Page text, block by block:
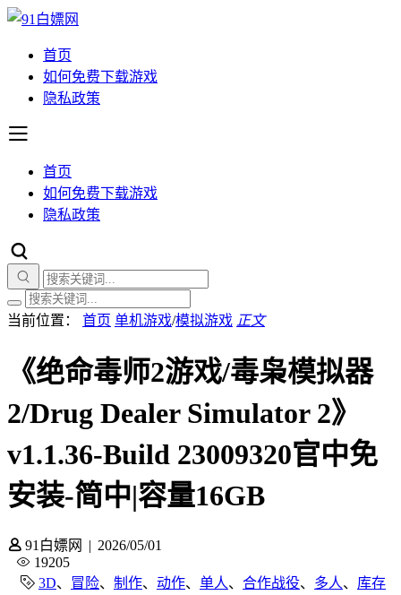
首页
如何免费下载游戏
隐私政策
首页
如何免费下载游戏
隐私政策
当前位置： 首页 单机游戏/模拟游戏 正文
《绝命毒师2游戏/毒枭模拟器
2/Drug Dealer Simulator 2》
v1.1.36-Build 23009320官中免
安装-简中|容量16GB
91白嫖网 | 2026/05/01
19205
3D、 冒险、 制作、 动作、 单人、 合作战役、 多人、 库存